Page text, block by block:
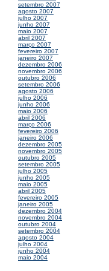
setembro 2007
agosto 2007
julho 2007
junho 2007
maio 2007
abril 2007
março 2007
fevereiro 2007
janeiro 2007
dezembro 2006
novembro 2006
outubro 2006
setembro 2006
agosto 2006
julho 2006
junho 2006
maio 2006
abril 2006
março 2006
fevereiro 2006
janeiro 2006
dezembro 2005
novembro 2005
outubro 2005
setembro 2005
julho 2005
junho 2005
maio 2005
abril 2005
fevereiro 2005
janeiro 2005
dezembro 2004
novembro 2004
outubro 2004
setembro 2004
agosto 2004
julho 2004
junho 2004
maio 2004